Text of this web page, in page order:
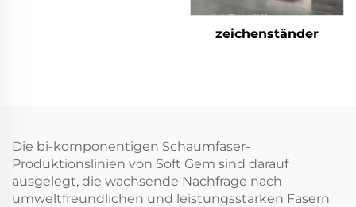
zeichenständer
Die bi-komponentigen Schaumfaser-
Produktionslinien von Soft Gem sind darauf
ausgelegt, die wachsende Nachfrage nach
umweltfreundlichen und leistungsstarken Fasern